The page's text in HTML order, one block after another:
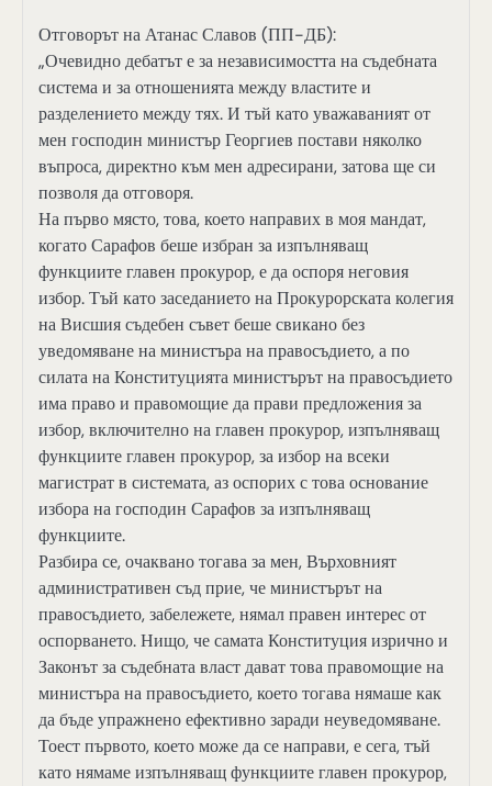
Отговорът на Атанас Славов (ПП-ДБ):
„Очевидно дебатът е за независимостта на съдебната
система и за отношенията между властите и
разделението между тях. И тъй като уважаваният от
мен господин министър Георгиев постави няколко
въпроса, директно към мен адресирани, затова ще си
позволя да отговоря.
На първо място, това, което направих в моя мандат,
когато Сарафов беше избран за изпълняващ
функциите главен прокурор, е да оспоря неговия
избор. Тъй като заседанието на Прокурорската колегия
на Висшия съдебен съвет беше свикано без
уведомяване на министъра на правосъдието, а по
силата на Конституцията министърът на правосъдието
има право и правомощие да прави предложения за
избор, включително на главен прокурор, изпълняващ
функциите главен прокурор, за избор на всеки
магистрат в системата, аз оспорих с това основание
избора на господин Сарафов за изпълняващ
функциите.
Разбира се, очаквано тогава за мен, Върховният
административен съд прие, че министърът на
правосъдието, забележете, нямал правен интерес от
оспорването. Нищо, че самата Конституция изрично и
Законът за съдебната власт дават това правомощие на
министъра на правосъдието, което тогава нямаше как
да бъде упражнено ефективно заради неуведомяване.
Тоест първото, което може да се направи, е сега, тъй
като нямаме изпълняващ функциите главен прокурор,